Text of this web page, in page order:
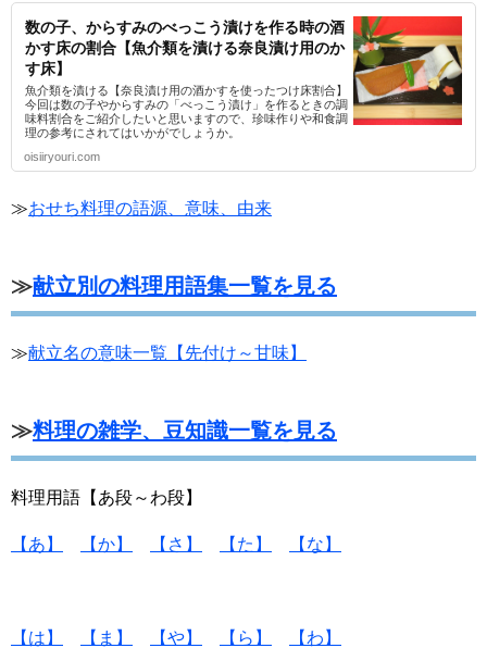
数の子、からすみのべっこう漬けを作る時の酒
かす床の割合【魚介類を漬ける奈良漬け用のか
す床】
魚介類を漬ける【奈良漬け用の酒かすを使ったつけ床割合】
今回は数の子やからすみの「べっこう漬け」を作るときの調
味料割合をご紹介したいと思いますので、珍味作りや和食調
理の参考にされてはいかがでしょうか。
oisiiryouri.com
≫おせち料理の語源、意味、由来
≫献立別の料理用語集一覧を見る
≫献立名の意味一覧【先付け～甘味】
≫料理の雑学、豆知識一覧を見る
料理用語【あ段～わ段】
【あ】 【か】 【さ】 【た】 【な】
【は】 【ま】 【や】 【ら】 【わ】